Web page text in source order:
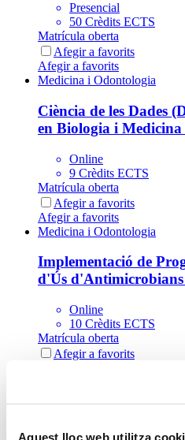
Aquest lloc web utilitza
Presencial
50 Crèdits ECTS
Matrícula oberta
Afegir a favorits
Afegir a favorits
Medicina i Odontologia
Ciència de les Dades
en Biologia i
Online
9 Crèdits ECTS
Matrícula oberta
Afegir a favorits
Afegir a favorits
Medicina i Odontologia
Implementació de
d'Ús
Online
10 Crèdits ECTS
Matrícula oberta
Afegir a favorits